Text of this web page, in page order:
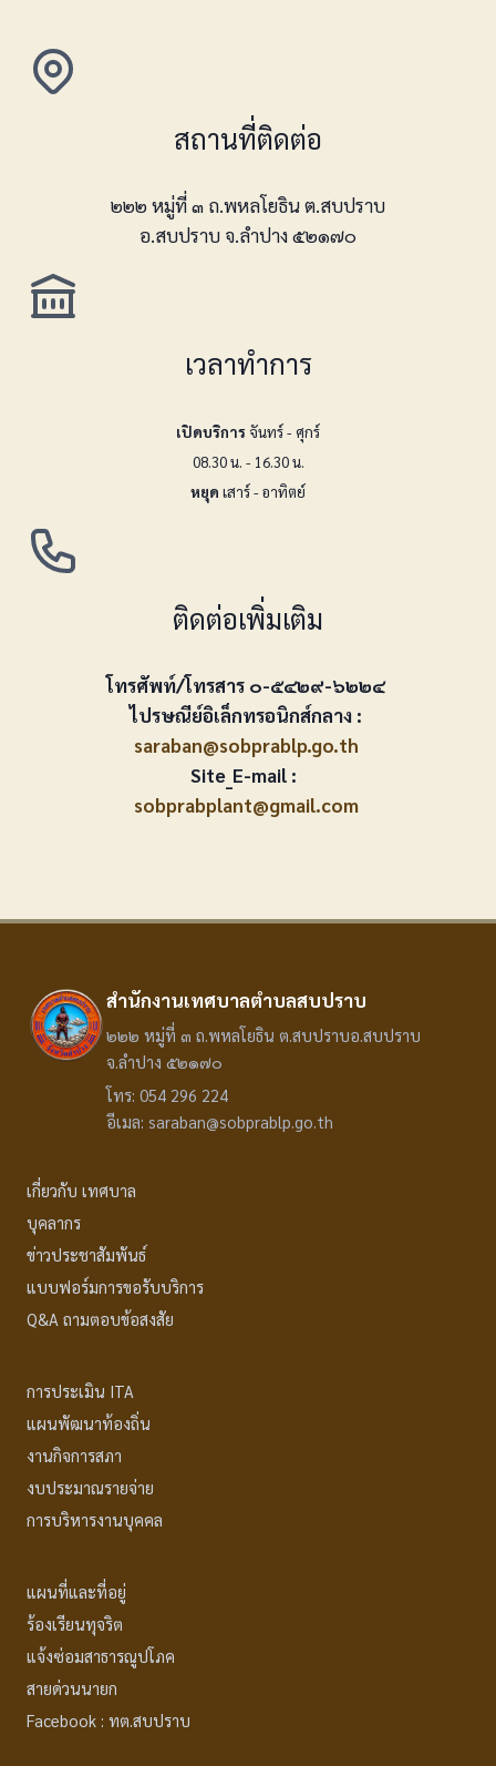
สถานที่ติดต่อ
๒๒๒ หมู่ที่ ๓ ถ.พหลโยธิน ต.สบปราบ
อ.สบปราบ จ.ลำปาง ๕๒๑๗๐
เวลาทำการ
เปิดบริการ จันทร์ - ศุกร์
08.30 น. - 16.30 น.
หยุด เสาร์ - อาทิตย์
ติดต่อเพิ่มเติม
โทรศัพท์/โทรสาร ๐-๕๔๒๙-๖๒๒๔
ไปรษณีย์อิเล็กทรอนิกส์กลาง :
saraban@sobprablp.go.th
Site_E-mail :
sobprabplant@gmail.com
สำนักงานเทศบาลตำบลสบปราบ
๒๒๒ หมู่ที่ ๓ ถ.พหลโยธิน ต.สบปราบอ.สบปราบ
จ.ลำปาง ๕๒๑๗๐
โทร: 054 296 224
อีเมล: saraban@sobprablp.go.th
เกี่ยวกับ เทศบาล
บุคลากร
ข่าวประชาสัมพันธ์
แบบฟอร์มการขอรับบริการ
Q&A ถามตอบข้อสงสัย
การประเมิน ITA
แผนพัฒนาท้องถิ่น
งานกิจการสภา
งบประมาณรายจ่าย
การบริหารงานบุคคล
แผนที่และที่อยู่
ร้องเรียนทุจริต
แจ้งซ่อมสาธารณูปโภค
สายด่วนนายก
Facebook : ทต.สบปราบ